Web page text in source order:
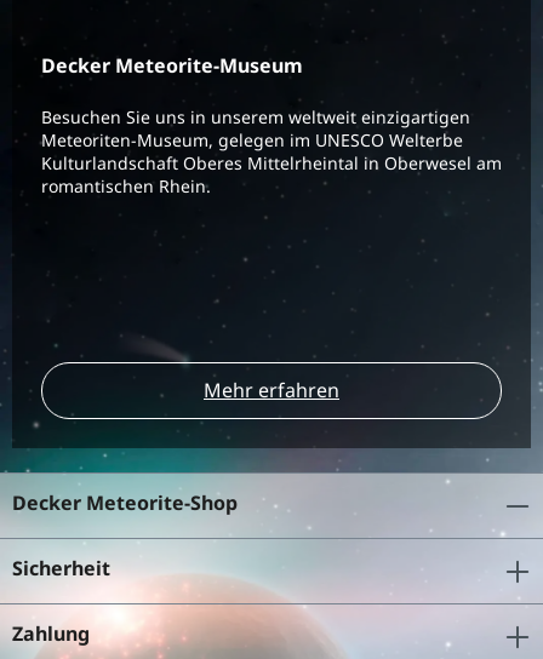
Decker Meteorite-Museum
Besuchen Sie uns in unserem weltweit einzigartigen
Meteoriten-Museum, gelegen im UNESCO Welterbe
Kulturlandschaft Oberes Mittelrheintal in Oberwesel am
romantischen Rhein.
Mehr erfahren
Decker Meteorite-Shop
Sicherheit
Zahlung